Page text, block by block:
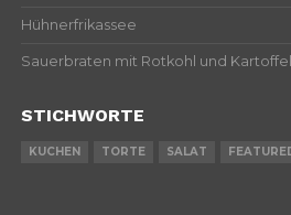
Hühnerfrikassee
Sauerbraten mit Rotkohl und
STICHWORTE
KUCHEN TORTE SALAT